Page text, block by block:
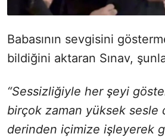
Babasının sevgisini
bildiğini aktaran Sınav,
“Sessizliğiyle her şeyi
birçok zaman yüksek sesle
derinden içimize işleyerek